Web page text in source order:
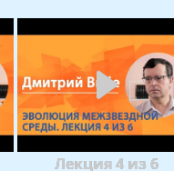
Лекция 4 из 6